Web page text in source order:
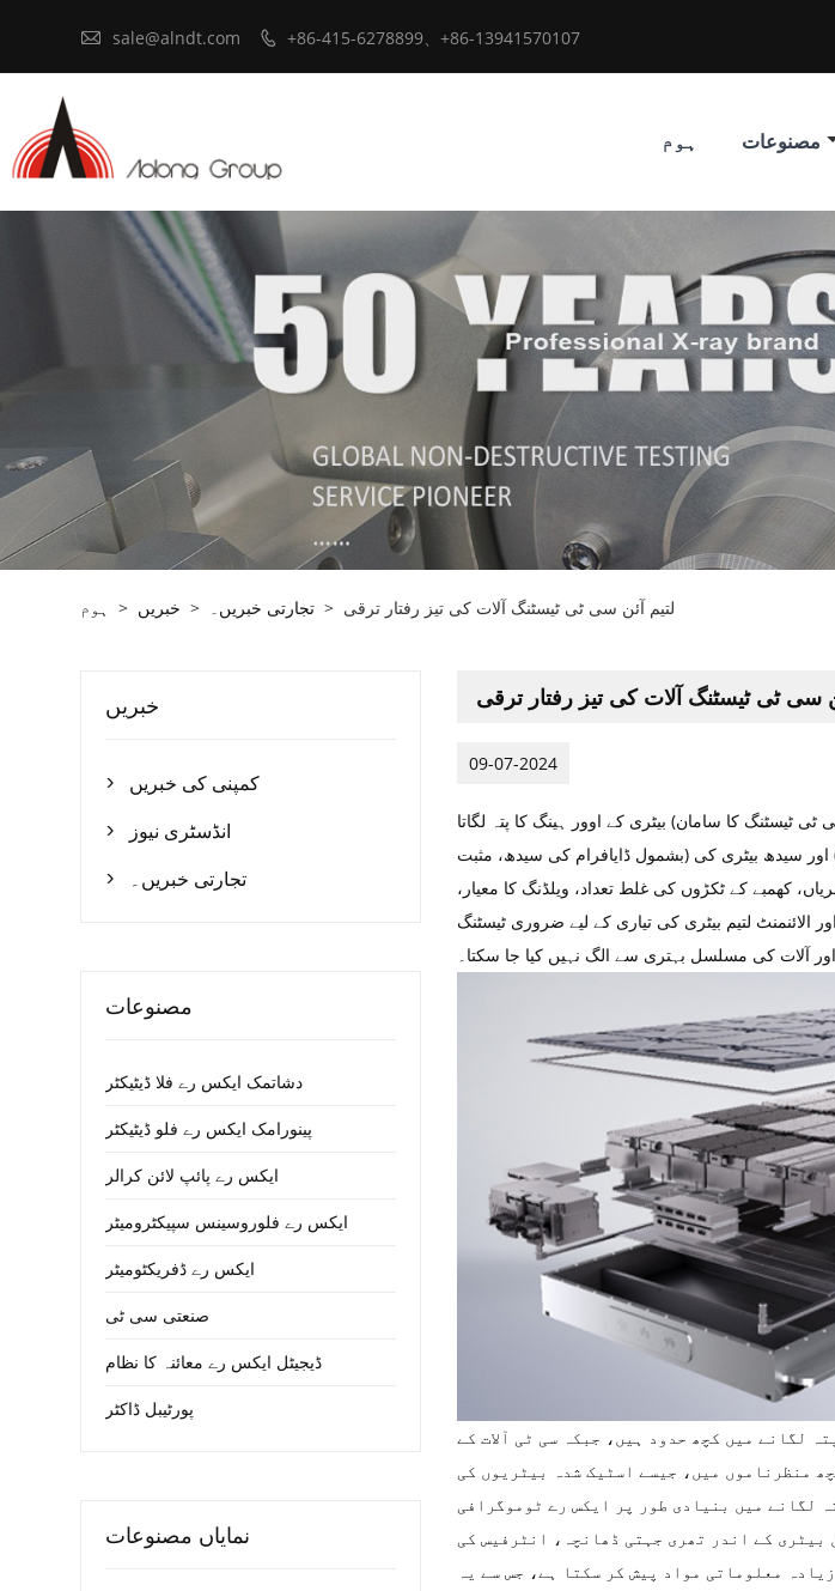
 sale@alndt.com  +86-415-6278899、+86-13941570107
ہوم مصنوعات
ہوم > خبریں > تجارتی خبریں۔ > لتیم آئن سی ٹی ٹیسٹنگ آلات کی تیز رفتار ترقی
سی ٹی ٹیسٹنگ آلات کی تیز رفتار ترقی
09-07-2024
ٹیسٹنگ کا سامان) بیٹری کے اوور ہینگ کا پتہ لگاتا
سیدھ بیٹری کی (بشمول ڈایافرام کی سیدھ، مثبت
کھمبے کے ٹکڑوں کی غلط تعداد، ویلڈنگ کا معیار،
لتیم بیٹری کی تیاری کے لیے ضروری ٹیسٹنگ
اور آلات کی مسلسل بہتری سے الگ نہیں کیا جا سکتا۔
لگانے میں کچھ حدود ہیں، جبکہ سی ٹی آلات کے
منظرناموں میں، جیسے اسٹیک شدہ بیٹریوں کی
لگانے میں بنیادی طور پر ایکس رے ٹوموگرافی
کے اندر تھری جہتی ڈھانچہ، انٹرفیس کی
معلوماتی مواد پیش کر سکتا ہے، جس سے یہ
خبریں
 کمپنی کی خبریں
 انڈسٹری نیوز
 تجارتی خبریں۔
مصنوعات
دشاتمک ایکس رے فلا ڈیٹیکٹر
پینورامک ایکس رے فلو ڈیٹیکٹر
ایکس رے پائپ لائن کرالر
ایکس رے فلوروسینس سپیکٹرومیٹر
ایکس رے ڈفریکٹومیٹر
صنعتی سی ٹی
ڈیجیٹل ایکس رے معائنہ کا نظام
پورٹیبل ڈاکٹر
نمایاں مصنوعات